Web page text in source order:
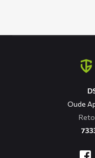
Oude